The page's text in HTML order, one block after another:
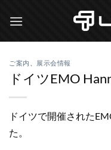
ご案内 展示会情報
ドイツEMO
ドイツで開催された
た。